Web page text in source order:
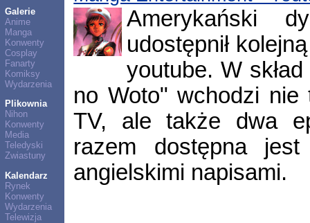
Galerie
Anime
Manga
Konwenty
Cosplay
Fanarty
Komiksy
Wydarzenia
Plikownia
Nihon
Konwenty
Media
Teledyski
Zwiastuny
Kalendarz
Rynek
Konwenty
Wydarzenia
Telewizja
Amerykański
udostępnił
youtube. W
no Woto" wchodzi
TV, ale także dwa
razem dostępna
angielskimi napisami.